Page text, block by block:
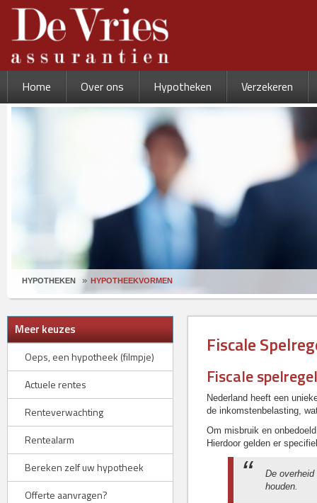
HYPOTHEKEN HYPOTHEEKVORMEN
Home Over ons Hypotheken Verzekeren
Meer keuzes
Oeps, een hypotheek (filmpje)
Actuele rentes
Renteverwachting
Rentealarm
Bereken zelf uw hypotheek
Offerte aanvragen?
Fiscale
Fiscale
Nederland heeft een
de inkomstenbelasting,
Om misbruik en
Hierdoor gelden er
De
houden.